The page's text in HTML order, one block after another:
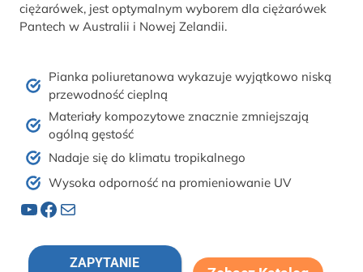
ciężarówek, jest optymalnym wyborem dla ciężarówek
Pantech w Australii i Nowej Zelandii.
Pianka poliuretanowa wykazuje wyjątkowo niską
przewodność cieplną
Materiały kompozytowe znacznie zmniejszają
ogólną gęstość
Nadaje się do klimatu tropikalnego
Wysoka odporność na promieniowanie UV
YouTube Facebook Poczta
ZAPYTANIE